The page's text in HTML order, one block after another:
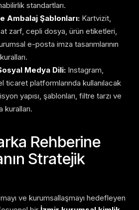
standartları.
Ambalaj Şablonları: Kartvizit,
zarf, cepli dosya, ürün etiketleri,
e-posta imza tasarımlarının
Medya Dili: Instagram,
ticaret platformlarında kullanılacak
yapısı, şablonları, filtre tarzı ve
kuralları.
Rehberine
Stratejik
ve kurumsallaşmayı hedefleyen